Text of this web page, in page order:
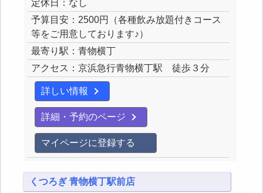
定休日：なし
予算目安：2500円（各種飲み放題付きコース
等をご用意しております♪）
最寄り駅：青物横丁
アクセス：京浜急行青物横丁駅 徒歩３分
詳しい情報
詳細・予約のページ
マイページに登録する
くつろぎ 青物横丁駅前店